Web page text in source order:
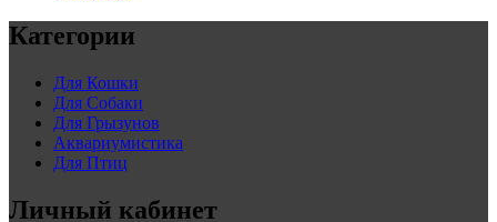
Категории
Для Кошки
Для Собаки
Для Грызунов
Аквариумистика
Для Птиц
Личный кабинет